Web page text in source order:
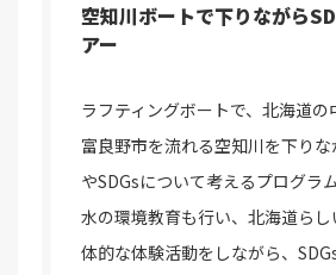
空知川ボートで下りながら
アー
ラフティングボートで、北海道の
富良野市を流れる空知川を下り
やSDGsについて考えるプログラ
水の環境教育も行い、北海道ら
体的な体験活動をしながら、